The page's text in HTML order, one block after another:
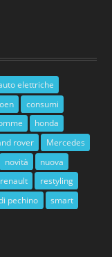
elettriche
consumi
honda
rover
Mercedes
novità
nuova
renault
restyling
pechino
smart